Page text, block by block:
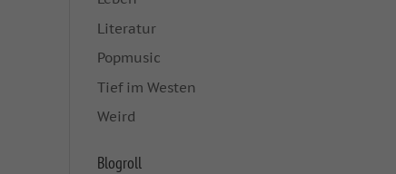
Literatur
Popmusic
Tief im Westen
Weird
Blogroll